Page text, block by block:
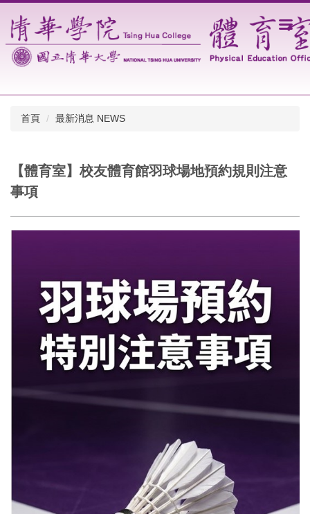
到
主
要
內
區
首頁
最新消息 NEWS
【體育室】校友體育館羽球場地預約規則注意
事項